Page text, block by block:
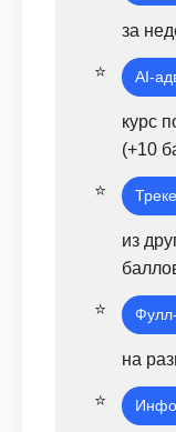
за
AI-
курс
(+10
из
на